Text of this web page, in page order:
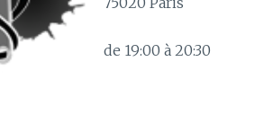
de 19:00 à 20:30